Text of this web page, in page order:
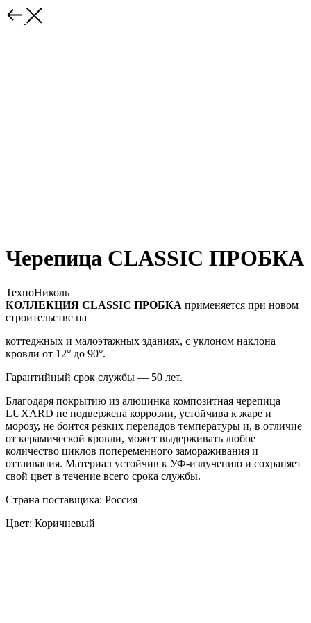
Черепица CLASSIC ПРОБКА
ТехноНиколь
КОЛЛЕКЦИЯ CLASSIC ПРОБКА применяется при новом
строительстве на
коттеджных и малоэтажных зданиях, с уклоном наклона
кровли от 12° до 90°.
Гарантийный срок службы — 50 лет.
Благодаря покрытию из алюцинка композитная черепица
LUXARD не подвержена коррозии, устойчива к жаре и
морозу, не боится резких перепадов температуры и, в отличие
от керамической кровли, может выдерживать любое
количество циклов попеременного замораживания и
оттаивания. Материал устойчив к УФ-излучению и сохраняет
свой цвет в течение всего срока службы.
Страна поставщика: Россия
Цвет: Коричневый